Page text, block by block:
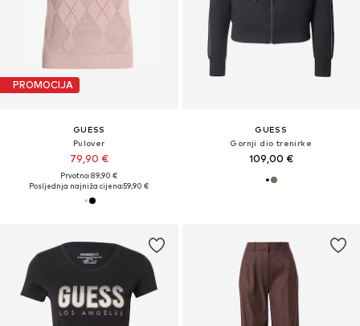
PROMOCIJA
GUESS
Pulover
79,90 €
Prvotno: 89,90 €
Posljednja najniža cijena:59,90 €
GUESS
Gornji dio trenirke
109,00 €